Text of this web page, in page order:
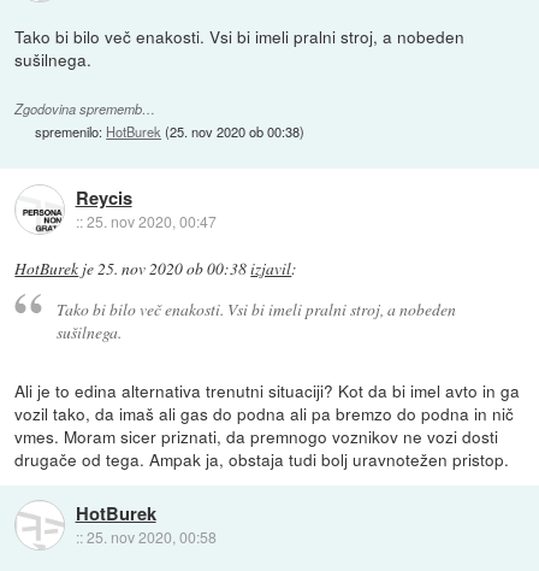
Tako bi bilo več enakosti. Vsi bi imeli pralni stroj, a nobeden
sušilnega.
Zgodovina sprememb…
spremenilo: HotBurek(25. nov 2020 ob 00:38)
Reycis
::25. nov 2020, 00:47
HotBurek je25. nov 2020 ob 00:38izjavil:
Tako bi bilo več enakosti. Vsi bi imeli pralni stroj, a nobeden
sušilnega.
Ali je to edina alternativa trenutni situaciji? Kot da bi imel avto in ga
vozil tako, da imaš ali gas do podna ali pa bremzo do podna in nič
vmes. Moram sicer priznati, da premnogo voznikov ne vozi dosti
drugače od tega. Ampak ja, obstaja tudi bolj uravnotežen pristop.
HotBurek
::25. nov 2020, 00:58